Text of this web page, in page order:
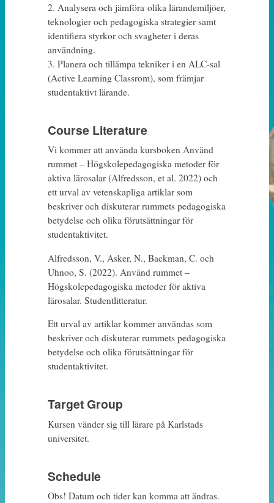
2. Analysera och jämföra olika lärandemiljöer,
teknologier och pedagogiska strategier samt
identifiera styrkor och svagheter i deras
användning.
3. Planera och tillämpa tekniker i en ALC-sal
(Active Learning Classrom), som främjar
studentaktivt lärande.
Course Literature
Vi kommer att använda kursboken Använd
rummet – Högskolepedagogiska metoder för
aktiva lärosalar (Alfredsson, et al. 2022) och
ett urval av vetenskapliga artiklar som
beskriver och diskuterar rummets pedagogiska
betydelse och olika förutsättningar för
studentaktivitet.
Alfredsson, V., Asker, N., Backman, C. och
Uhnoo, S. (2022). Använd rummet –
Högskolepedagogiska metoder för aktiva
lärosalar. Studentlitteratur.
Ett urval av artiklar kommer användas som
beskriver och diskuterar rummets pedagogiska
betydelse och olika förutsättningar för
studentaktivitet.
Target Group
Kursen vänder sig till lärare på Karlstads
universitet.
Schedule
Obs! Datum och tider kan komma att ändras.